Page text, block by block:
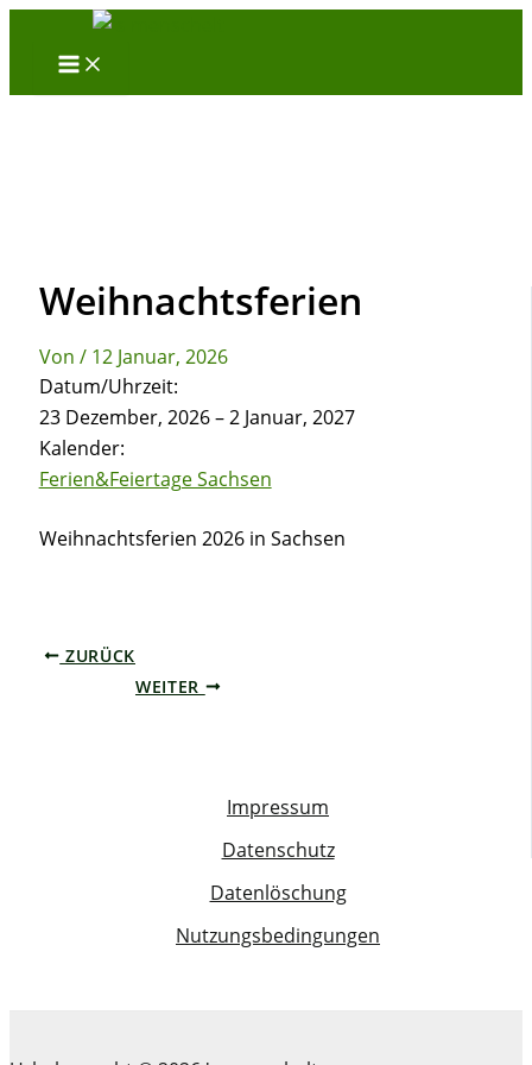
Inhalt
Weihnachtsferien
Von / 12 Januar, 2026
Datum/Uhrzeit:
23 Dezember, 2026 – 2 Januar, 2027
Kalender:
Ferien&Feiertage Sachsen
Weihnachtsferien 2026 in Sachsen
ZURÜCK
WEITER
Impressum
Datenschutz
Datenlöschung
Nutzungsbedingungen